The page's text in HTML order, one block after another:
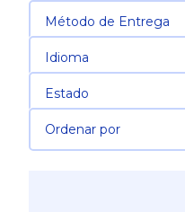
Método de Entrega
Idioma
Estado
Ordenar por